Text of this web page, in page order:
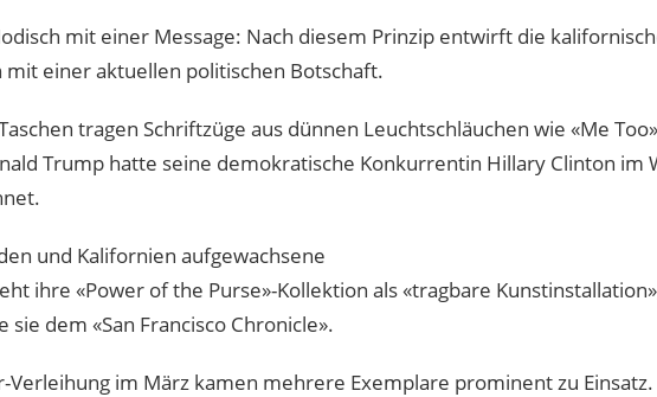
mit einer Message: Nach diesem Prinzip entwirft die
mit einer aktuellen politischen Botschaft.
tragen Schriftzüge aus dünnen Leuchtschläuchen wie «Me
Trump hatte seine demokratische Konkurrentin Hillary Clinton im
und Kalifornien aufgewachsene
ihre «Power of the Purse»-Kollektion als «tragbare
sie dem «San Francisco Chronicle».
Verleihung im März kamen mehrere Exemplare prominent zu